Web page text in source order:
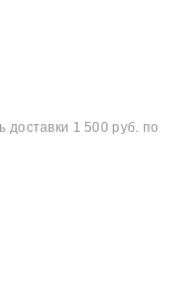
доставки 1 500 руб. по